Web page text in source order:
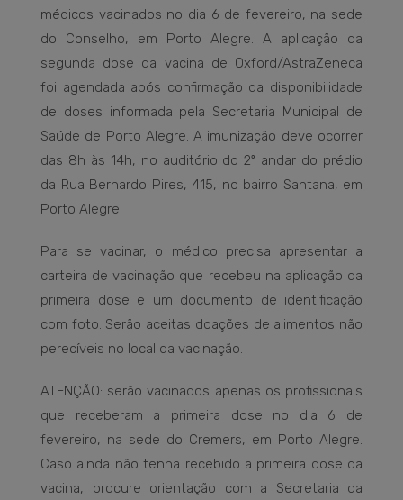
médicos vacinados no dia 6 de fevereiro, na sede
do Conselho, em Porto Alegre. A aplicação da
segunda dose da vacina de Oxford/AstraZeneca
foi agendada após confirmação da disponibilidade
de doses informada pela Secretaria Municipal de
Saúde de Porto Alegre. A imunização deve ocorrer
das 8h às 14h, no auditório do 2º andar do prédio
da Rua Bernardo Pires, 415, no bairro Santana, em
Porto Alegre.
Para se vacinar, o médico precisa apresentar a
carteira de vacinação que recebeu na aplicação da
primeira dose e um documento de identificação
com foto. Serão aceitas doações de alimentos não
perecíveis no local da vacinação.
ATENÇÃO: serão vacinados apenas os profissionais
que receberam a primeira dose no dia 6 de
fevereiro, na sede do Cremers, em Porto Alegre.
Caso ainda não tenha recebido a primeira dose da
vacina, procure orientação com a Secretaria da